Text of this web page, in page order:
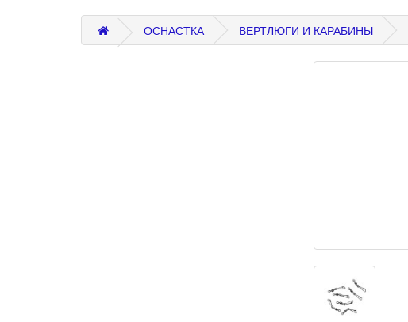
ОСНАСТКА ВЕРТЛЮГИ И КАРАБИНЫ